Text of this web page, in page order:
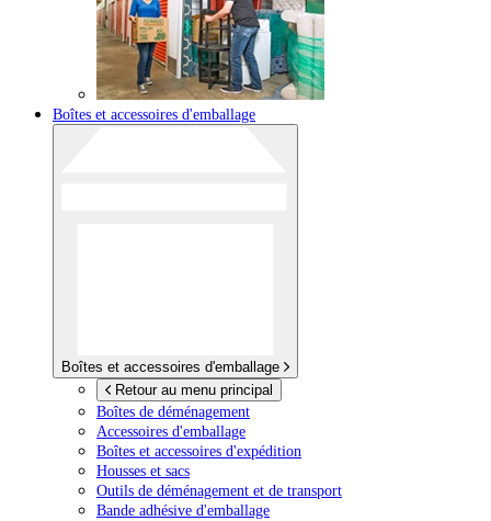
Boîtes et accessoires d'emballage
Boîtes et accessoires d'emballage
Retour au menu principal
Boîtes de déménagement
Accessoires d'emballage
Boîtes et accessoires d'expédition
Housses et sacs
Outils de déménagement et de transport
Bande adhésive d'emballage